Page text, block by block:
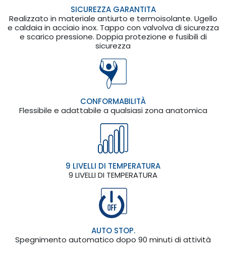
SICUREZZA GARANTITA
Realizzato in materiale antiurto e termoisolante. Ugello
e caldaia in acciaio inox. Tappo con valvolva di sicurezza
e scarico pressione. Doppia protezione e fusibili di
sicurezza
CONFORMABILITÀ
Flessibile e adattabile a qualsiasi zona anatomica
9 LIVELLI DI TEMPERATURA
9 LIVELLI DI TEMPERATURA
AUTO STOP.
Spegnimento automatico dopo 90 minuti di attività